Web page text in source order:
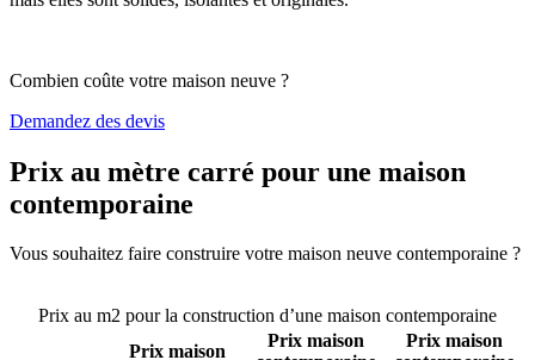
Combien coûte votre maison neuve ?
Demandez des devis
Prix au mètre carré pour une maison
contemporaine
Vous souhaitez faire construire votre maison neuve contemporaine ?
Prix au m2 pour la construction d’une maison contemporaine
Prix maison
Prix maison
Prix maison